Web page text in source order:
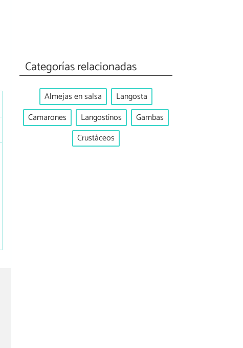
Categorías relacionadas
Almejas en salsa
Langosta
Camarones
Langostinos
Gambas
Crustáceos